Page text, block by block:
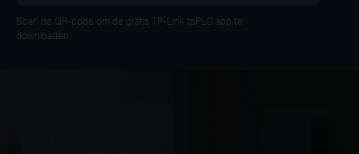
Scan de QR-code om de gratis TP-Link tpPLC app te
downloaden.